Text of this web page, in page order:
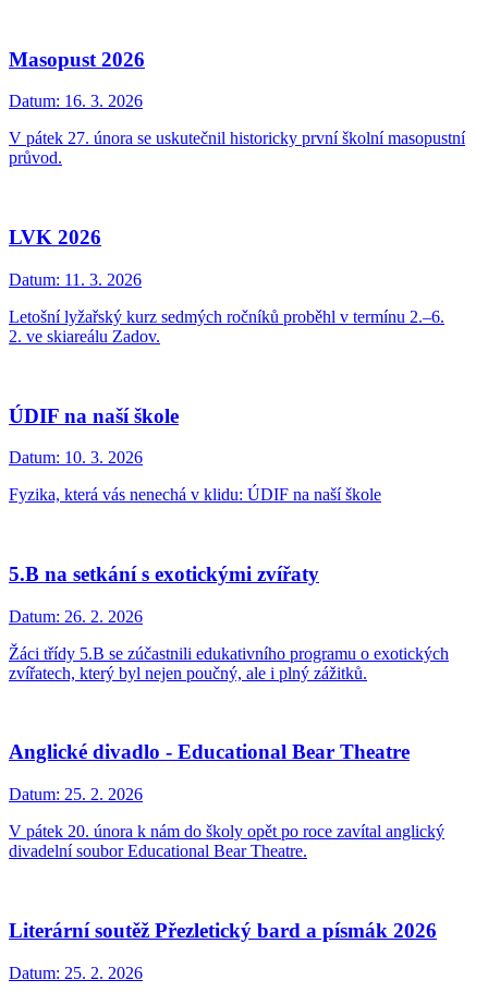
Masopust 2026
Datum: 16. 3. 2026
V pátek 27. února se uskutečnil historicky první školní masopustní
průvod.
LVK 2026
Datum: 11. 3. 2026
Letošní lyžařský kurz sedmých ročníků proběhl v termínu 2.–6.
2. ve skiareálu Zadov.
ÚDIF na naší škole
Datum: 10. 3. 2026
Fyzika, která vás nenechá v klidu: ÚDIF na naší škole
5.B na setkání s exotickými zvířaty
Datum: 26. 2. 2026
Žáci třídy 5.B se zúčastnili edukativního programu o exotických
zvířatech, který byl nejen poučný, ale i plný zážitků.
Anglické divadlo - Educational Bear Theatre
Datum: 25. 2. 2026
V pátek 20. února k nám do školy opět po roce zavítal anglický
divadelní soubor Educational Bear Theatre.
Literární soutěž Přezletický bard a písmák 2026
Datum: 25. 2. 2026